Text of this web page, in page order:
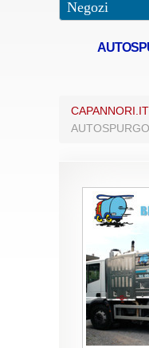
CAPANNORI.IT